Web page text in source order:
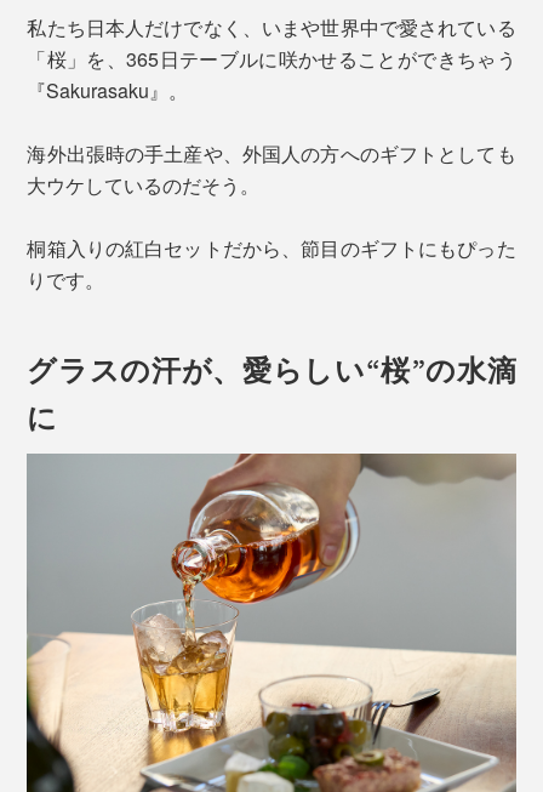
私たち日本人だけでなく、いまや世界中で愛されている
「桜」を、365日テーブルに咲かせることができちゃう
『Sakurasaku』。
海外出張時の手土産や、外国人の方へのギフトとしても
大ウケしているのだそう。
桐箱入りの紅白セットだから、節目のギフトにもぴった
りです。
グラスの汗が、愛らしい“桜”の水滴
に